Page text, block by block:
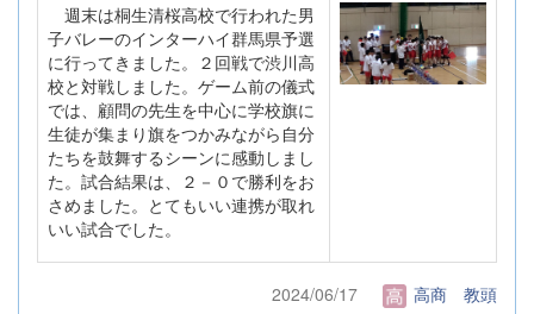
週末は桐生清桜高校で行われた男
子バレーのインターハイ群馬県予選
に行ってきました。２回戦で渋川高
校と対戦しました。ゲーム前の儀式
では、顧問の先生を中心に学校旗に
生徒が集まり旗をつかみながら自分
たちを鼓舞するシーンに感動しまし
た。試合結果は、２－０で勝利をお
さめました。とてもいい連携が取れ
いい試合でした。
2024/06/17 高商 教頭